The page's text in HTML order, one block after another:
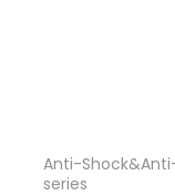
Anti-Shock&Anti-
series